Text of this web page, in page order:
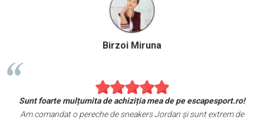
Alexandru Petcu
hanorace Nike. Se simt și arată exact ca în magazinul
fizic.
Sunt foarte
Am